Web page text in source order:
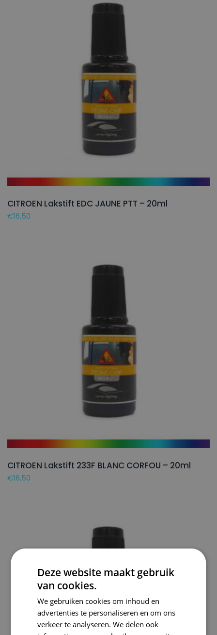
CITROEN Lakstift EDC JAUNE PTT – 20ml
€16,50
CITROEN Lakstift 233F BLANC CORFOU – 20ml
€16,50
Deze website maakt gebruik
van cookies.
We gebruiken cookies om inhoud en
advertenties te personaliseren en om ons
verkeer te analyseren. We delen ook